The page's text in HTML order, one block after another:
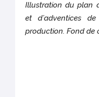
Illustration du plan
et d’adventices
production. Fond de